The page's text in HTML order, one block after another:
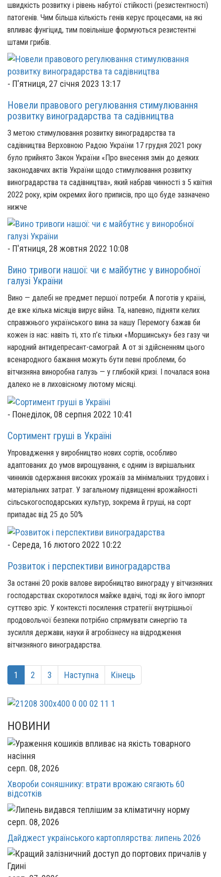
швидкість розвитку і рівень набутої стійкості (резистентності)
патогенів. Чим більша кількість генів керує процесами, на які
впливає фунгіцид, тим повільніше формуються резистентні
штами грибів.
- П'ятниця, 27 січня 2023 13:17
Новели правового регулювання стимулювання
розвитку виноградарства та садівництва
З метою стимулювання розвитку виноградарства та
садівництва Верховною Радою України 17 грудня 2021 року
було прийнято Закон України «Про внесення змін до деяких
законодавчих актів України щодо стимулювання розвитку
виноградарства та садівництва», який набрав чинності з 5 квітня
2022 року, крім окремих його приписів, про що буде зазначено
нижче
- П'ятниця, 28 жовтня 2022 10:08
Вино тривоги нашої: чи є майбутнє у виноробної
галузі України
Вино — далебі не предмет першої потреби. А поготів у країні,
де вже кілька місяців вирує війна. Та, напевно, підняти келих
справжнього українського вина за нашу Перемогу бажав би
кожен із нас: навіть ті, хто п’є тільки «Моршинську» без газу чи
народний антидепресант-самограй. А от зі здійсненням цього
всенародного бажання можуть бути певні проблеми, бо
вітчизняна виноробна галузь — у глибокій кризі. І почалася вона
далеко не в лиховісному лютому місяці.
- Понеділок, 08 серпня 2022 10:41
Сортимент груші в Україні
Упровадження у виробництво нових сортів, особливо
адаптованих до умов вирощування, є одним із вирішальних
чинників одержання високих урожаїв за мінімальних трудових і
матеріальних затрат. У загальному підвищенні врожайності
сільськогосподарських культур, зокрема й груші, на сорт
припадає від 25 до 50%
- Середа, 16 лютого 2022 10:22
Розвиток і перспективи виноградарства
За останні 20 років валове виробництво винограду у вітчизняних
господарствах скоротилося майже вдвічі, тоді як його імпорт
суттєво зріс. У контексті посилення стратегії внутрішньої
продовольчої безпеки потрібно спрямувати синергію та
зусилля держави, науки й агробізнесу на відродження
вітчизняного виноградарства.
1 2 3 Наступна Кінець
НОВИНИ
серп. 08, 2026
Хвороби соняшнику: втрати врожаю сягають 60
відсотків
серп. 08, 2026
Дайджест українського картоплярства: липень 2026